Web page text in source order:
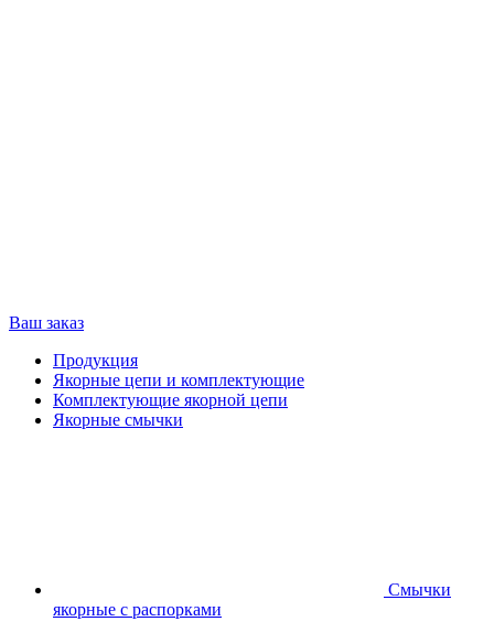
Ваш заказ
Продукция
Якорные цепи и комплектующие
Комплектующие якорной цепи
Якорные смычки
Смычки
якорные с распорками